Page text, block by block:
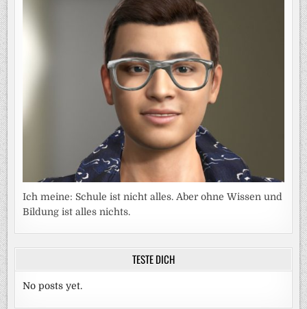
Ich meine: Schule ist nicht alles. Aber ohne Wissen und
Bildung ist alles nichts.
TESTE DICH
No posts yet.